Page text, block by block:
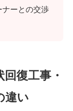
ナーとの交渉
復工事・
違い